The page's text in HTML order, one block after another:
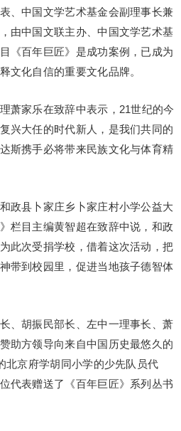
、中国文学艺术基金会副理事长兼
由中国文联主办、中国文学艺术基
《百年巨匠》是成功案例，已成为
文化自信的重要文化品牌。
萧家乐在致辞中表示，21世纪的今
兴大任的时代新人，是我们共同的
斯携手必将带来民族文化与体育精
政县卜家庄乡卜家庄村小学公益大
栏目主编黄智超在致辞中说，和政
此次受捐学校，借着这次活动，把
带到校园里，促进当地孩子德智体
、胡振民部长、左中一理事长、萧
助方领导向来自中国历史最悠久的
北京府学胡同小学的少先队员代
代表赠送了《百年巨匠》系列丛书